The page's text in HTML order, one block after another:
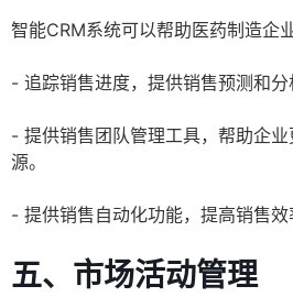
智能CRM系统可以帮助医药制造企业
- 追踪销售进度，提供销售预测和分
- 提供销售团队管理工具，帮助企
源。
- 提供销售自动化功能，提高销售效
五、市场活动管理